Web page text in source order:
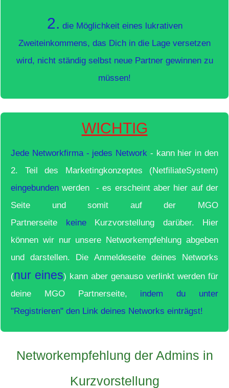
2. die Möglichkeit eines lukrativen
Zweiteinkommens, das Dich in die Lage versetzen
wird, nicht ständig selbst neue Partner gewinnen zu
müssen!
WICHTIG
Jede Networkfirma - jedes Network - kann hier in den
2. Teil des Marketingkonzeptes (NetfiliateSystem)
eingebunden werden - es erscheint aber hier auf der
Seite und somit auf der MGO
Partnerseite keineKurzvorstellung darüber. Hier
können wir nur unsere Networkempfehlung abgeben
und darstellen. Die Anmeldeseite deines Networks
(nur eines) kann aber genauso verlinkt werden für
deine MGO Partnerseite, indem du unter
"Registrieren" den Link deines Networks einträgst!
Networkempfehlung der Admins in
Kurzvorstellung